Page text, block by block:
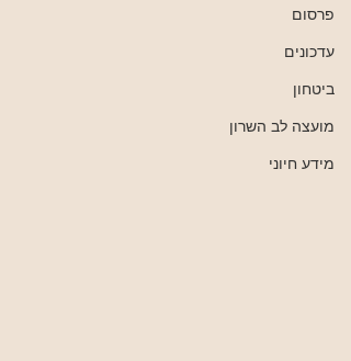
פרסום
עדכונים
ביטחון
מועצה לב השרון
מידע חיוני